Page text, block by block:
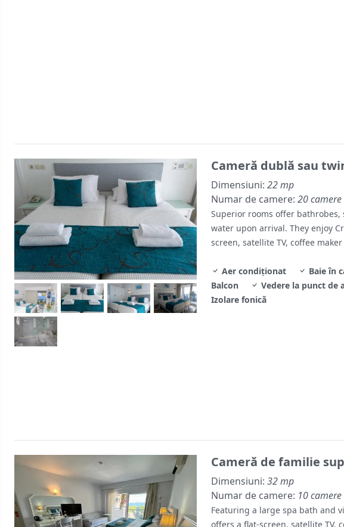
Cameră dublă sau
Dimensiuni: 22 mp
Numar de camere: 20 camere
Superior rooms offer
water upon arrival. They enjoy
screen, satellite TV, coffee
Aer condiționat Baie în
Balcon
Vedere la punct de
Izolare fonică
Cameră de familie
Dimensiuni: 32 mp
Numar de camere: 10 camere
Featuring a large spa bath and
offers a flat-screen, satellite TV,